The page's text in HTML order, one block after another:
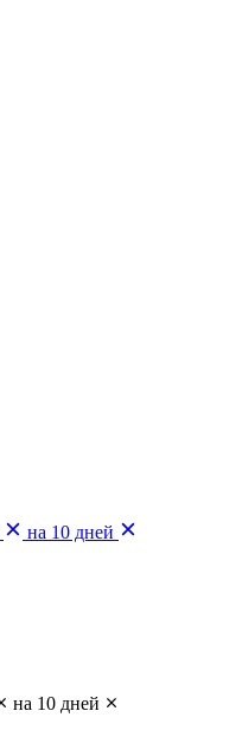
на 10 дней
на 10 дней